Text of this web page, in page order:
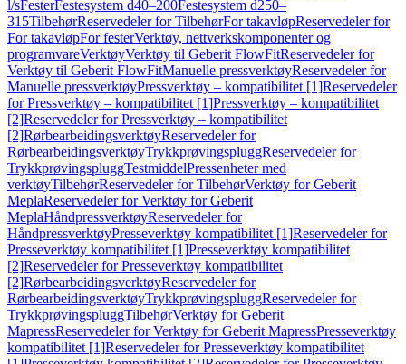
l/sFesterFestesystem d40–200Festesystem d250–
315TilbehørReservedeler for TilbehørFor takavløpReservedeler for
For takavløpFor festerVerktøy, nettverkskomponenter og
programvareVerktøyVerktøy til Geberit FlowFitReservedeler for
Verktøy til Geberit FlowFitManuelle pressverktøyReservedeler for
Manuelle pressverktøyPressverktøy – kompatibilitet [1]Reservedeler
for Pressverktøy – kompatibilitet [1]Pressverktøy – kompatibilitet
[2]Reservedeler for Pressverktøy – kompatibilitet
[2]RørbearbeidingsverktøyReservedeler for
RørbearbeidingsverktøyTrykkprøvingspluggReservedeler for
TrykkprøvingspluggTestmiddelPressenheter med
verktøyTilbehørReservedeler for TilbehørVerktøy for Geberit
MeplaReservedeler for Verktøy for Geberit
MeplaHåndpressverktøyReservedeler for
HåndpressverktøyPresseverktøy kompatibilitet [1]Reservedeler for
Presseverktøy kompatibilitet [1]Presseverktøy kompatibilitet
[2]Reservedeler for Presseverktøy kompatibilitet
[2]RørbearbeidingsverktøyReservedeler for
RørbearbeidingsverktøyTrykkprøvingspluggReservedeler for
TrykkprøvingspluggTilbehørVerktøy for Geberit
MapressReservedeler for Verktøy for Geberit MapressPresseverktøy
kompatibilitet [1]Reservedeler for Presseverktøy kompatibilitet